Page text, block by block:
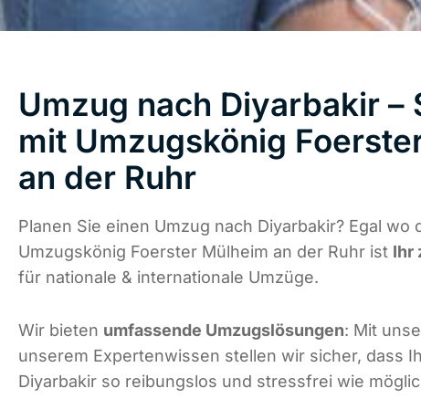
Umzug nach Diyarbakir –
mit Umzugskönig
an der Ruhr
Planen Sie einen Umzug nach Diyarbakir? Egal wo
Umzugskönig Foerster Mülheim an der Ruhr ist Ihr
für nationale & internationale Umzüge.
Wir bieten umfassende Umzugslösungen: Mit
unserem Expertenwissen stellen wir sicher, dass
Diyarbakir so reibungslos und stressfrei wie